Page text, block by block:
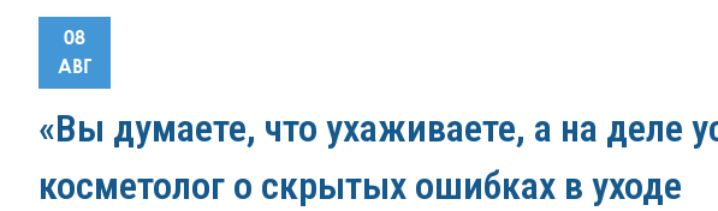
08
АВГ
«Вы думаете, что ухаживаете, а на деле
косметолог о скрытых ошибках в уходе